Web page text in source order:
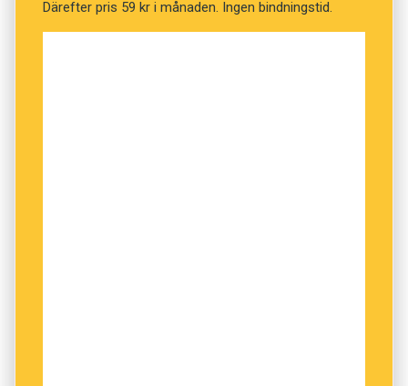
Därefter pris 59 kr i månaden. Ingen bindningstid.